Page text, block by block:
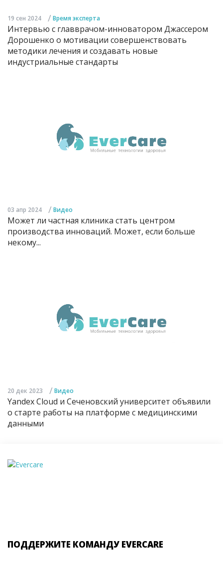
19 сен 2024 / Время эксперта
Интервью с главврачом-инноватором Джассером
Дорошенко о мотивации совершенствовать
методики лечения и создавать новые
индустриальные стандарты
03 апр 2024 / Видео
Может ли частная клиника стать центром
производства инноваций. Может, если больше
некому...
20 дек 2023 / Видео
Yandex Cloud и Сеченовский университет объявили
о старте работы на платформе с медицинскими
данными
ПОДДЕРЖИТЕ КОМАНДУ EVERCARE